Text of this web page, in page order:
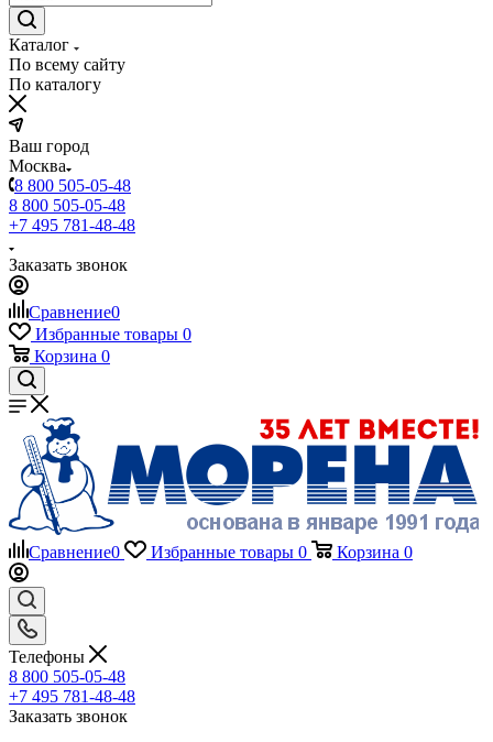
Каталог
По всему сайту
По каталогу
Ваш город
Москва
8 800 505-05-48
8 800 505-05-48
+7 495 781-48-48
Заказать звонок
Сравнение0
Избранные товары 0
Корзина 0
Сравнение0 Избранные товары 0 Корзина 0
Телефоны
8 800 505-05-48
+7 495 781-48-48
Заказать звонок